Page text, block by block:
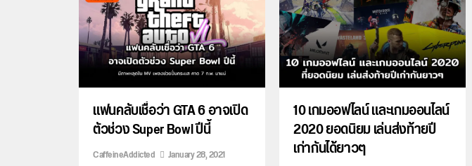
แฟนคลับเชื่อว่า GTA 6 อาจเปิด
ตัวช่วง Super Bowl ปีนี้
CaffeineAddicted January 28, 2021
10 เกมออฟไลน์ และเกมออนไลน์
2020 ยอดนิยม เล่นส่งท้ายปี
เก่ากันได้ยาวๆ